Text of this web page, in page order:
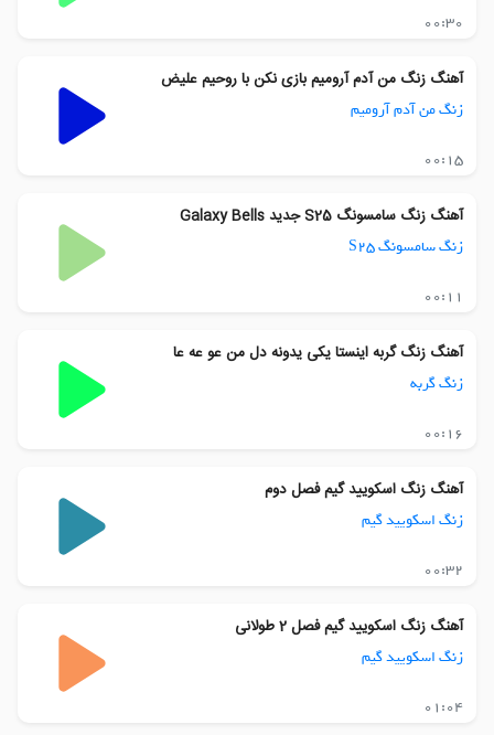
00:30
آهنگ زنگ من آدم آرومیم بازی نکن با روحیم علیض
زنگ من آدم آرومیم
00:15
آهنگ زنگ سامسونگ S25 جدید Galaxy Bells
زنگ سامسونگ S25
00:11
آهنگ زنگ گربه اینستا یکی یدونه دل من عو عه عا
زنگ گربه
00:16
آهنگ زنگ اسکویید گیم فصل دوم
زنگ اسکویید گیم
00:32
آهنگ زنگ اسکویید گیم فصل 2 طولانی
زنگ اسکویید گیم
01:04